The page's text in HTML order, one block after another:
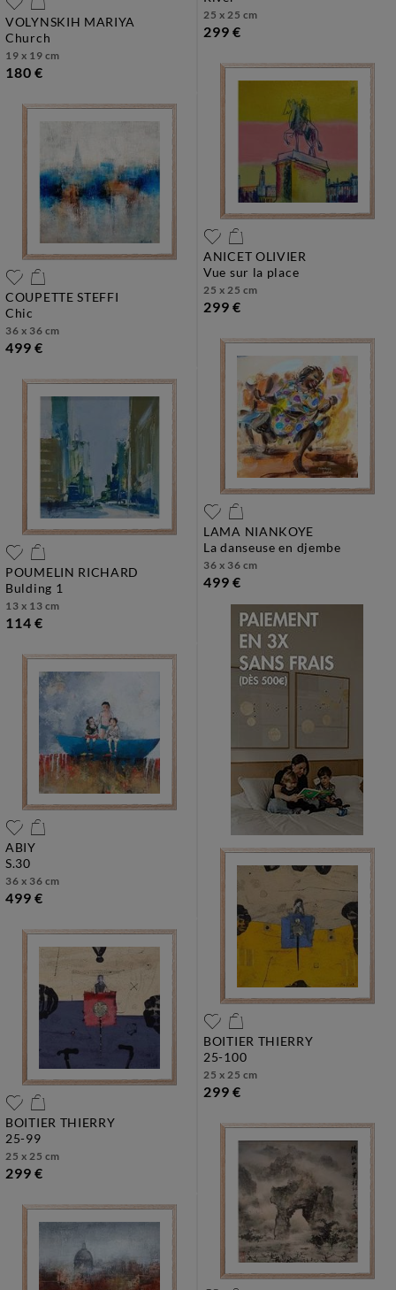
VOLYNSKIH MARIYA
church
19 x 19 cm
180 €
25 x 25 cm
299 €
COUPETTE STEFFI
chic
36 x 36 cm
499 €
ANICET OLIVIER
vue sur la place
25 x 25 cm
299 €
POUMELIN RICHARD
bulding 1
13 x 13 cm
114 €
LAMA NIANKOYE
la danseuse en djembe
36 x 36 cm
499 €
ABIY
s.30
36 x 36 cm
499 €
BOITIER THIERRY
25-99
25 x 25 cm
299 €
BOITIER THIERRY
25-100
25 x 25 cm
299 €